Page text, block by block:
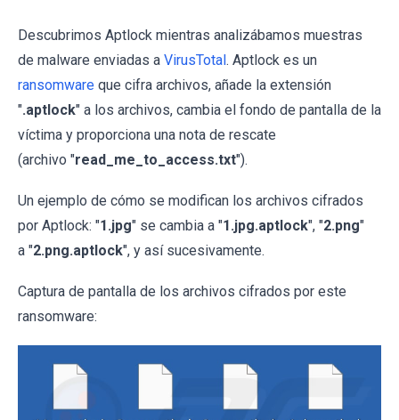
Descubrimos Aptlock mientras analizábamos muestras
de malware enviadas a VirusTotal. Aptlock es un
ransomware que cifra archivos, añade la extensión
".aptlock" a los archivos, cambia el fondo de pantalla de la
víctima y proporciona una nota de rescate
(archivo "read_me_to_access.txt").
Un ejemplo de cómo se modifican los archivos cifrados
por Aptlock: "1.jpg" se cambia a "1.jpg.aptlock", "2.png"
a "2.png.aptlock", y así sucesivamente.
Captura de pantalla de los archivos cifrados por este
ransomware: